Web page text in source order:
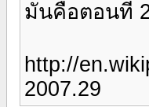
มันคือตอนที่
http://
2007.29